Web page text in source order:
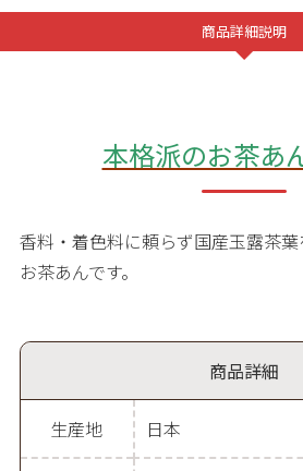
商品詳細説明
本格派のお茶あ
香料・着色料に頼らず国産玉露茶
お茶あんです。
商品詳細
生産地 日本